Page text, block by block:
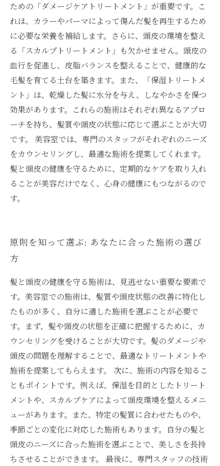
ための「ダメージケアトリートメント」が重要です。こ
れは、カラーやパーマによって傷んだ髪を再生するため
に必要な栄養を補給します。さらに、頭皮の環境を整え
る「スカルプトリートメント」も欠かせません。頭皮の
血行を促進し、皮脂バランスを整えることで、健康的な
毛髪を育てる土台を築きます。また、「保湿トリートメ
ント」は、乾燥した髪に水分を与え、しなやかさを保つ
効果があります。これらの施術はそれぞれ異なるアプロ
ーチを持ち、髪質や頭皮の状態に応じて選ぶことが大切
です。 美容室では、専門のスタッフがそれぞれのニーズ
をカウンセリングし、最適な施術を提案してくれます。
髪と頭皮の健康を守るために、定期的なケアを取り入れ
ることが美容だけでなく、心身の健康にもつながるので
す。
原則を知って選ぶ: あなたに合った施術の選び
方
髪と頭皮の健康を守る施術は、見逃せない重要な要素で
す。美容室での施術は、髪質や頭皮状態の改善に特化し
たものが多く、自分に適した施術を選ぶことが必要で
す。まず、髪や頭皮の状態を正確に把握するために、カ
ウンセリングを受けることが大切です。髪のダメージや
頭皮の問題を理解することで、最適なトリートメントや
施術を提案してもらえます。 次に、施術の内容を知るこ
ともポイントです。例えば、保湿を目的としたトリート
メントや、スカルプケアによって頭皮環境を整えるメニ
ューがあります。また、特定の髪質に合わせたものや、
季節ごとの変化に対応した施術もあります。自分の髪と
頭皮のニーズに合った施術を選ぶことで、美しさを長持
ちさせることができます。 最後に、専門スタッフの技術